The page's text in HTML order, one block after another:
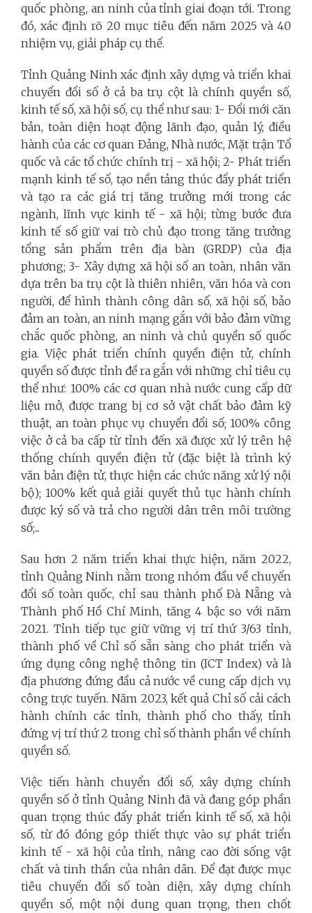
quốc phòng, an ninh của tỉnh giai đoạn tới. Trong
đó, xác định rõ 20 mục tiêu đến năm 2025 và 40
nhiệm vụ, giải pháp cụ thể.
Tỉnh Quảng Ninh xác định xây dựng và triển khai
chuyển đổi số ở cả ba trụ cột là chính quyền số,
kinh tế số, xã hội số, cụ thể như sau: 1- Đổi mới căn
bản, toàn diện hoạt động lãnh đạo, quản lý, điều
hành của các cơ quan Đảng, Nhà nước, Mặt trận Tổ
quốc và các tổ chức chính trị - xã hội; 2- Phát triển
mạnh kinh tế số, tạo nền tảng thúc đẩy phát triển
và tạo ra các giá trị tăng trưởng mới trong các
ngành, lĩnh vực kinh tế - xã hội; từng bước đưa
kinh tế số giữ vai trò chủ đạo trong tăng trưởng
tổng sản phẩm trên địa bàn (GRDP) của địa
phương; 3- Xây dựng xã hội số an toàn, nhân văn
dựa trên ba trụ cột là thiên nhiên, văn hóa và con
người, để hình thành công dân số, xã hội số, bảo
đảm an toàn, an ninh mạng gắn với bảo đảm vững
chắc quốc phòng, an ninh và chủ quyền số quốc
gia. Việc phát triển chính quyền điện tử, chính
quyền số được tỉnh đề ra gắn với những chỉ tiêu cụ
thể như: 100% các cơ quan nhà nước cung cấp dữ
liệu mở, được trang bị cơ sở vật chất bảo đảm kỹ
thuật, an toàn phục vụ chuyển đổi số; 100% công
việc ở cả ba cấp từ tỉnh đến xã được xử lý trên hệ
thống chính quyền điện tử (đặc biệt là trình ký
văn bản điện tử, thực hiện các chức năng xử lý nội
bộ); 100% kết quả giải quyết thủ tục hành chính
được ký số và trả cho người dân trên môi trường
số;...
Sau hơn 2 năm triển khai thực hiện, năm 2022,
tỉnh Quảng Ninh nằm trong nhóm đầu về chuyển
đổi số toàn quốc, chỉ sau thành phố Đà Nẵng và
Thành phố Hồ Chí Minh, tăng 4 bậc so với năm
2021. Tỉnh tiếp tục giữ vững vị trí thứ 3/63 tỉnh,
thành phố về Chỉ số sẵn sàng cho phát triển và
ứng dụng công nghệ thông tin (ICT Index) và là
địa phương đứng đầu cả nước về cung cấp dịch vụ
công trực tuyến. Năm 2023, kết quả Chỉ số cải cách
hành chính các tỉnh, thành phố cho thấy, tỉnh
đứng vị trí thứ 2 trong chỉ số thành phần về chính
quyền số.
Việc tiến hành chuyển đổi số, xây dựng chính
quyền số ở tỉnh Quảng Ninh đã và đang góp phần
quan trọng thúc đẩy phát triển kinh tế số, xã hội
số, từ đó đóng góp thiết thực vào sự phát triển
kinh tế - xã hội của tỉnh, nâng cao đời sống vật
chất và tinh thần của nhân dân. Để đạt được mục
tiêu chuyển đổi số toàn diện, xây dựng chính
quyền số, một nội dung quan trọng, then chốt